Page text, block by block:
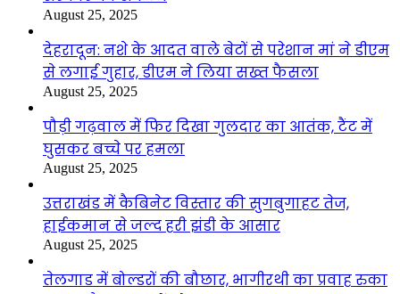
August 25, 2025
देहरादून: नशे के आदत वाले बेटों से परेशान मां ने डीएम
से लगाई गुहार, डीएम ने लिया सख्त फैसला
August 25, 2025
पौड़ी गढ़वाल में फिर दिखा गुलदार का आतंक, टैंट में
घुसकर बच्चे पर हमला
August 25, 2025
उत्तराखंड में कैबिनेट विस्तार की सुगबुगाहट तेज,
हाईकमान से जल्द हरी झंडी के आसार
August 25, 2025
तेलगाड में बोल्डरों की बौछार, भागीरथी का प्रवाह रुका